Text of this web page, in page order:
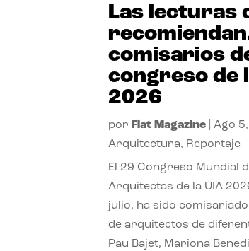
Las lecturas
comisarios
congreso de
2026
por Flat Magazine |Ago
Arquitectura, Reportaje
El 29 Congreso Mundial
Arquitectas de la UIA
julio, ha sido
de arquitectos de
Pau Bajet, Mariona